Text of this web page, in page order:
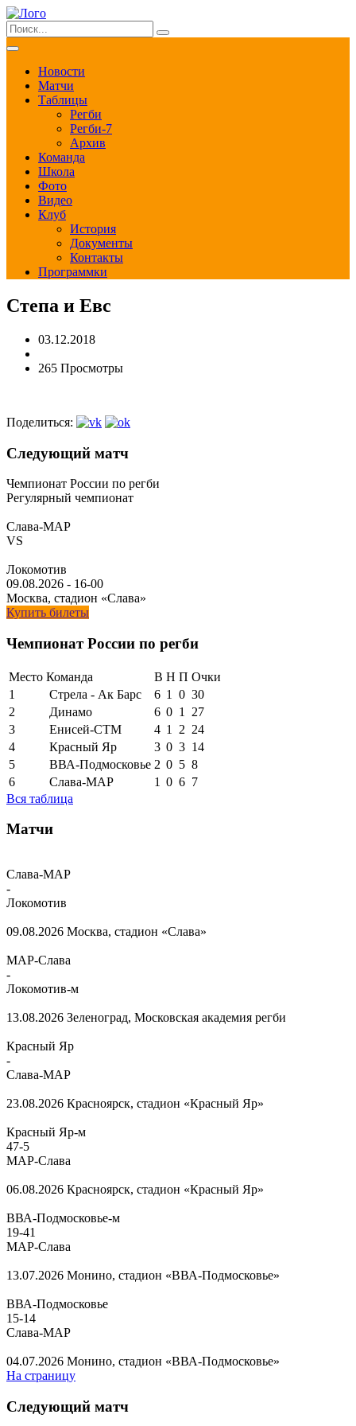
Новости
Матчи
Таблицы
Регби
Регби-7
Архив
Команда
Школа
Фото
Видео
Клуб
История
Документы
Контакты
Программки
Степа и Евс
03.12.2018
265 Просмотры
Поделиться:
Следующий матч
Чемпионат России по регби
Регулярный чемпионат
Слава-МАР
VS
Локомотив
09.08.2026 - 16-00
Москва, стадион «Слава»
Купить билеты
Чемпионат России по регби
Место Команда В Н П Очки
1
Стрела - Ак Барс 6 1 0 30
2
Динамо 6 0 1
27
3
Енисей-СТМ 4 1 2 24
4
Красный Яр 3 0 3 14
5
ВВА-Подмосковье 2 0 5 8
6
Слава-МАР 1 0 6 7
Вся таблица
Матчи
Слава-МАР
-
Локомотив
09.08.2026 Москва, стадион «Слава»
МАР-Слава
-
Локомотив-м
13.08.2026 Зеленоград, Московская академия регби
Красный Яр
-
Слава-МАР
23.08.2026 Красноярск, стадион «Красный Яр»
Красный Яр-м
47-5
МАР-Слава
06.08.2026 Красноярск, стадион «Красный Яр»
ВВА-Подмосковье-м
19-41
МАР-Слава
13.07.2026 Монино, стадион «ВВА-Подмосковье»
ВВА-Подмосковье
15-14
Слава-МАР
04.07.2026 Монино, стадион «ВВА-Подмосковье»
На страницу
Следующий матч